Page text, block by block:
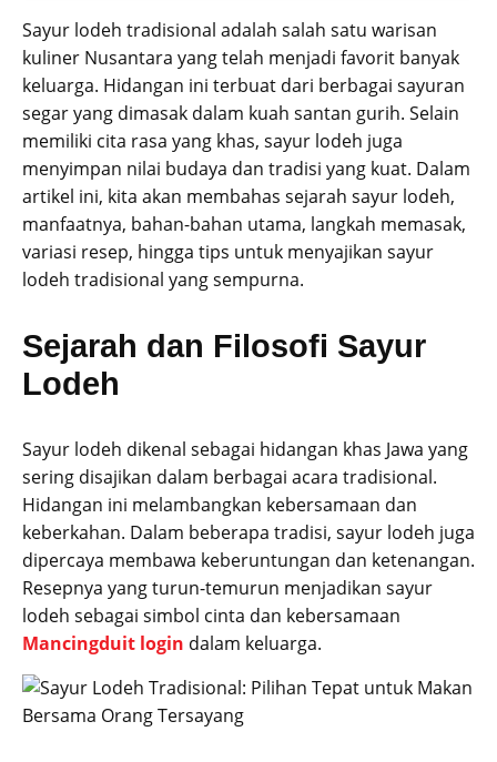
Sayur lodeh tradisional adalah salah satu warisan
kuliner Nusantara yang telah menjadi favorit banyak
keluarga. Hidangan ini terbuat dari berbagai sayuran
segar yang dimasak dalam kuah santan gurih. Selain
memiliki cita rasa yang khas, sayur lodeh juga
menyimpan nilai budaya dan tradisi yang kuat. Dalam
artikel ini, kita akan membahas sejarah sayur lodeh,
manfaatnya, bahan-bahan utama, langkah memasak,
variasi resep, hingga tips untuk menyajikan sayur
lodeh tradisional yang sempurna.
Sejarah dan Filosofi Sayur
Lodeh
Sayur lodeh dikenal sebagai hidangan khas Jawa yang
sering disajikan dalam berbagai acara tradisional.
Hidangan ini melambangkan kebersamaan dan
keberkahan. Dalam beberapa tradisi, sayur lodeh juga
dipercaya membawa keberuntungan dan ketenangan.
Resepnya yang turun-temurun menjadikan sayur
lodeh sebagai simbol cinta dan kebersamaan
Mancingduit login dalam keluarga.